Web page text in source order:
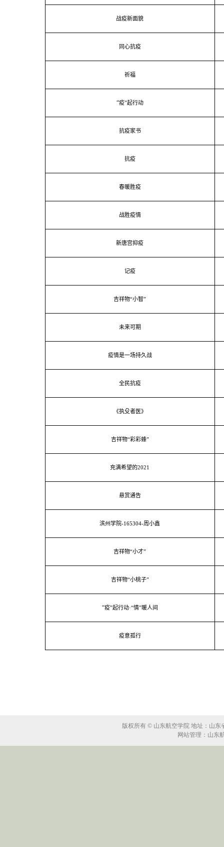
战疫新面貌
同心抗疫
祈福
“疫”起行动
抗疫家书
抗疫
春暖胜疫
战胜疫情
新唐宫抑疫
记疫
吉祥物“小智”
未来可期
疫情是一场持久战
全民抗疫
《执殳者医》
吉祥物“彩彩蜂”
充满希望的2021
悬赏通告
滨州学院-165304-周小鑫
吉祥物“小才”
吉祥物“小桃子”
“疫”起行动·“情”暖人间
疫意孤行
版权所有 © 山东航空学院 地址：山东
网站管理：山东